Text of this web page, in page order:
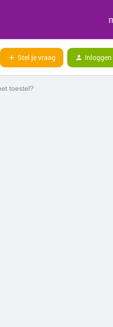
Stel je vraag
toestel?